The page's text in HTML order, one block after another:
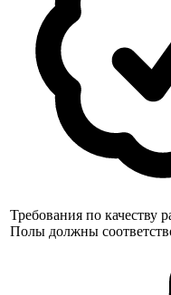
Требования по качеству
Полы должны